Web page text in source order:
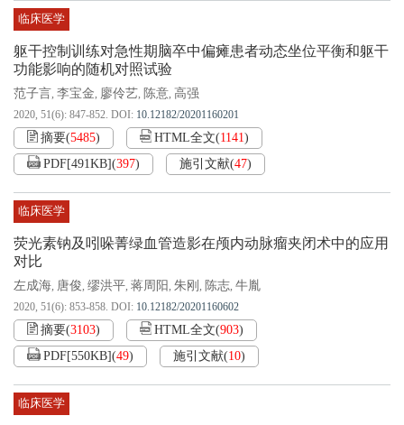
临床医学
躯干控制训练对急性期脑卒中偏瘫患者动态坐位平衡和躯干
功能影响的随机对照试验
范子言, 李宝金, 廖伶艺, 陈意, 高强
2020, 51(6): 847-852. DOI: 10.12182/20201160201
摘要(5485) HTML全文(1141)
PDF[491KB](397) 施引文献(47)
临床医学
荧光素钠及吲哚菁绿血管造影在颅内动脉瘤夹闭术中的应用
对比
左成海, 唐俊, 缪洪平, 蒋周阳, 朱刚 , 陈志, 牛胤
2020, 51(6): 853-858. DOI: 10.12182/20201160602
摘要(3103) HTML全文(903)
PDF[550KB](49) 施引文献(10)
临床医学